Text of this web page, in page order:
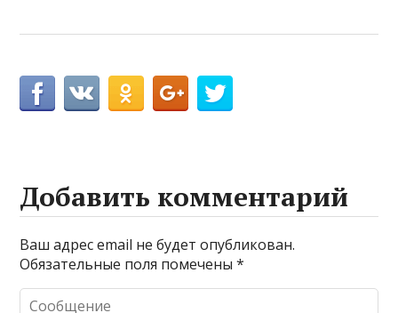
Добавить комментарий
Ваш адрес email не будет опубликован.
Обязательные поля помечены*